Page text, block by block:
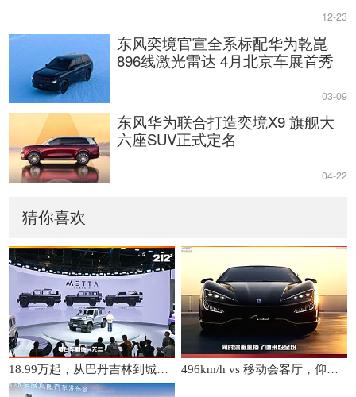
12-23
东风奕境官宣全系标配华为乾崑
896线激光雷达 4月北京车展首秀
03-09
东风华为联合打造奕境X9 旗舰大
六座SUV正式定名
04-22
猜你喜欢
18.99万起，从巴丹吉林到城市街头，212 METTA让越野没有边界 496km/h vs 移动会客厅，仰望的两台狠货有何不同？